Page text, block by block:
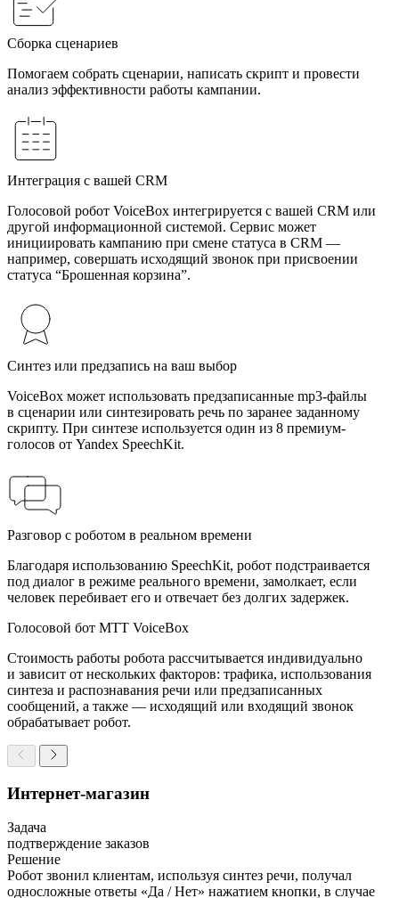
Сборка сценариев
Помогаем собрать сценарии, написать скрипт и провести
анализ эффективности работы кампании.
Интеграция с вашей CRM
Голосовой робот VoiceBox интегрируется с вашей CRM или
другой информационной системой. Сервис может
инициировать кампанию при смене статуса в CRM —
например, совершать исходящий звонок при присвоении
статуса “Брошенная корзина”.
Синтез или предзапись на ваш выбор
VoiceBox может использовать предзаписанные mp3-файлы
в сценарии или синтезировать речь по заранее заданному
скрипту. При синтезе используется один из 8 премиум-
голосов от Yandex SpeechKit.
Разговор с роботом в реальном времени
Благодаря использованию SpeechKit, робот подстраивается
под диалог в режиме реального времени, замолкает, если
человек перебивает его и отвечает без долгих задержек.
Голосовой бот МТТ VoiceBox
Стоимость работы робота рассчитывается индивидуально
и зависит от нескольких факторов: трафика, использования
синтеза и распознавания речи или предзаписанных
сообщений, а также — исходящий или входящий звонок
обрабатывает робот.
Интернет-магазин
Задача
подтверждение заказов
Решение
Робот звонил клиентам, используя синтез речи, получал
односложные ответы «Да / Нет» нажатием кнопки, в случае